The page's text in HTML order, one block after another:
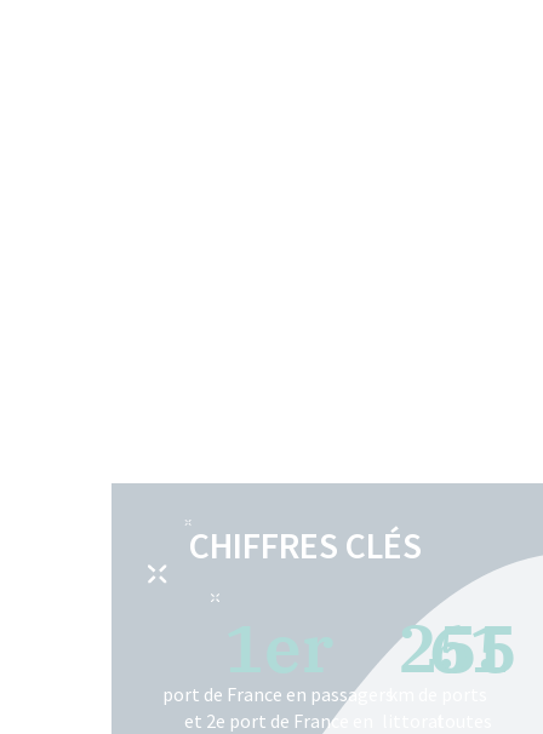
CHIFFRES CLÉS
port de France en passagers
et 2e port de France en
255
61